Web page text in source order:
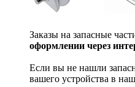
Заказы на запасные
оформлении через
Если вы не нашли
вашего устройства в